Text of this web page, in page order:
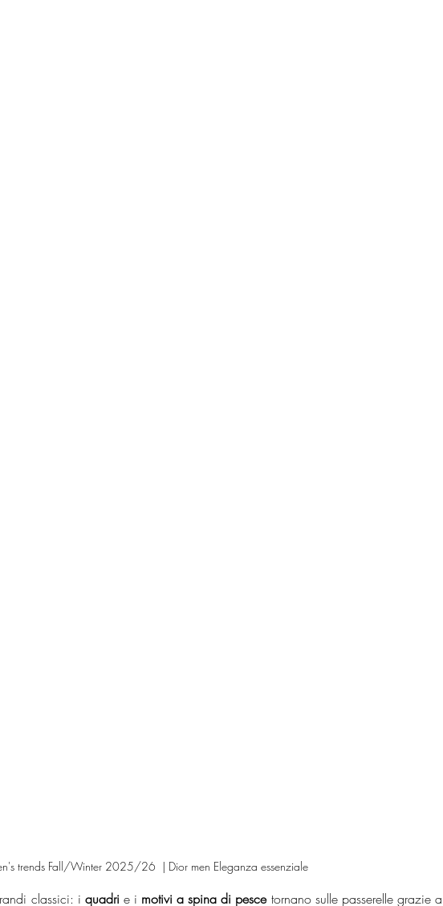
trends Fall/Winter 2025/26  | Dior men Eleganza essenziale
classici: i quadri e i motivi a spina di pesce tornano sulle passerelle grazie a